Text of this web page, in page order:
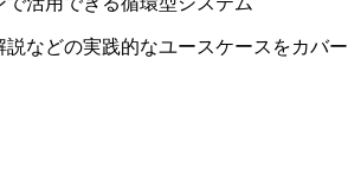
などの実践的なユースケースをカバー